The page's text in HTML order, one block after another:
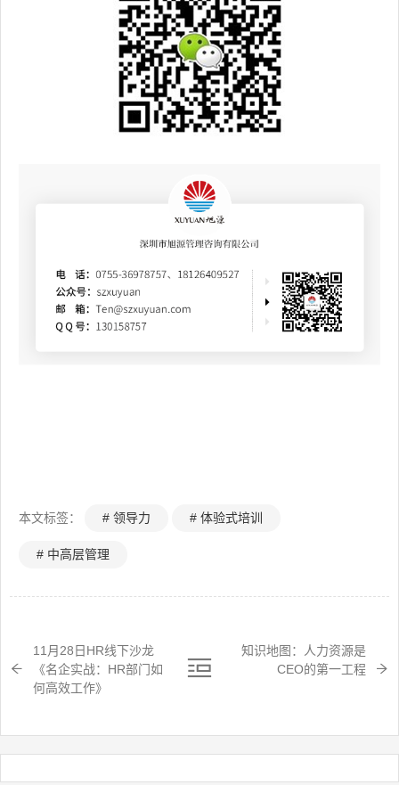
本文标签： # 领导力 # 体验式培训
# 中高层管理
11月28日HR线下沙龙
《名企实战：HR部门如
何高效工作》
知识地图：人力资源是
CEO的第一工程